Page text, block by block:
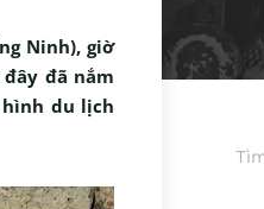
Ninh), giờ
đã nắm
du lịch